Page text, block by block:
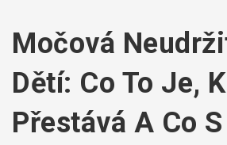
Močová
Dětí: Co To Je,
Přestává A Co